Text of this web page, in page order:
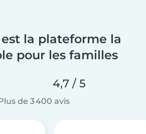
la plateforme la
pour les familles
4,7 / 5
de 3 400 avis